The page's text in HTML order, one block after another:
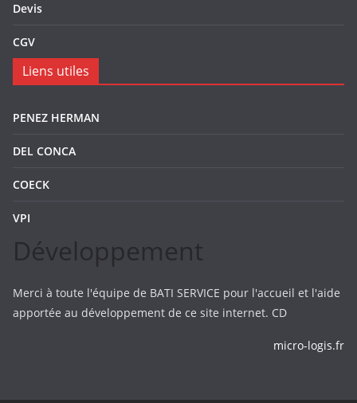
Devis
CGV
Liens utiles
PENEZ HERMAN
DEL CONCA
COECK
VPI
Développement
Merci à toute l'équipe de BATI SERVICE pour l'accueil et l'aide
apportée au développement de ce site internet. CD
micro-logis.fr